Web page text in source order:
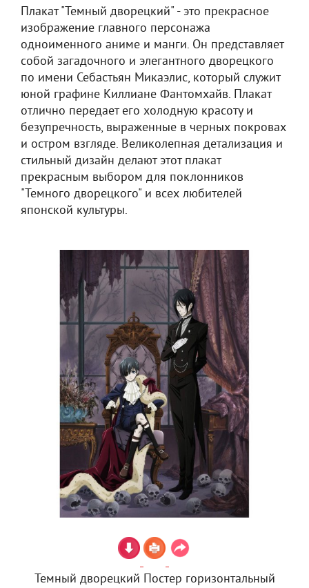
Плакат "Темный дворецкий" - это прекрасное
изображение главного персонажа
одноименного аниме и манги. Он представляет
собой загадочного и элегантного дворецкого
по имени Себастьян Микаэлис, который служит
юной графине Киллиане Фантомхайв. Плакат
отлично передает его холодную красоту и
безупречность, выраженные в черных покровах
и остром взгляде. Великолепная детализация и
стильный дизайн делают этот плакат
прекрасным выбором для поклонников
"Темного дворецкого" и всех любителей
японской культуры.
Темный дворецкий Постер горизонтальный